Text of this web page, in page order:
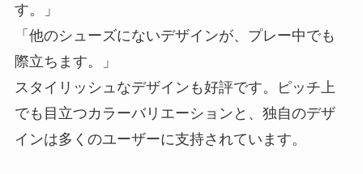
す。」
「他のシューズにないデザインが、プレー中でも
際立ちます。」
スタイリッシュなデザインも好評です。ピッチ上
でも目立つカラーバリエーションと、独自のデザ
インは多くのユーザーに支持されています。